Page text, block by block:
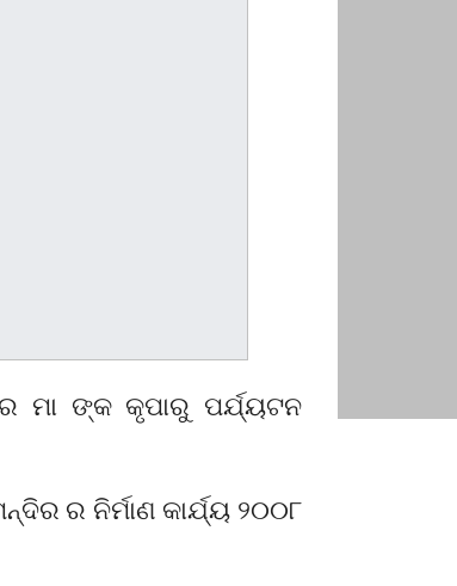
ମା ଙ୍କ କୃପାରୁ ପର୍ଯ୍ୟଟନ
ର ନିର୍ମାଣ କାର୍ଯ୍ୟ ୨୦୦୮